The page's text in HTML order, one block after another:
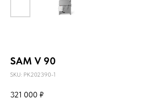
SAM V 90
SKU: PK202390-1
321 000 ₽